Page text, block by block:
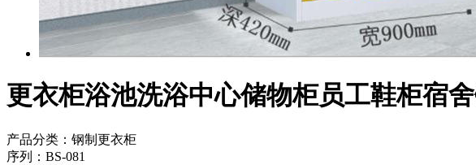
更衣柜浴池洗浴中心储物柜员工鞋柜宿
产品分类：钢制更衣柜
序列：BS-081